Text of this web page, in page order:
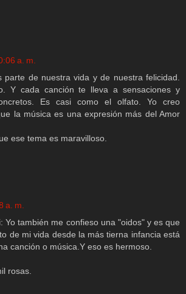
a. m.
parte de nuestra vida y de nuestra felicidad.
Y cada canción te lleva a sensaciones y
Es casi como el olfato. Yo creo
la música es una expresión más del Amor
ese tema es maravilloso.
a. m.
Yo también me confieso una "oidos" y es que
de mi vida desde la más tierna infancia está
canción o música.Y eso es hermoso.
rosas.